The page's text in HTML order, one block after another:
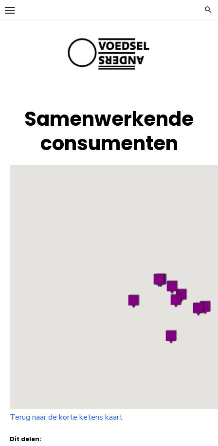
Ga
naar
Samenwerkende
consumenten
Terug naar de korte ketens kaart
Dit delen: